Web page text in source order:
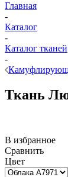
Главная
-
Каталог
-
Каталог тканей
-
Ткань
В избранное
Сравнить
Цвет